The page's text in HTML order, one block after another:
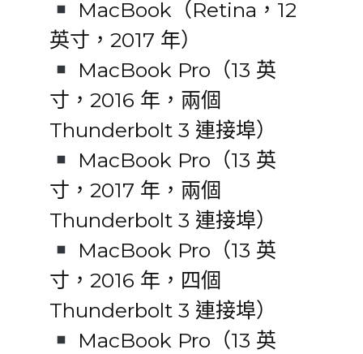
MacBook（Retina，12
英寸，2017 年）
MacBook Pro（13 英
寸，2016 年，兩個
Thunderbolt 3 連接埠）
MacBook Pro（13 英
寸，2017 年，兩個
Thunderbolt 3 連接埠）
MacBook Pro（13 英
寸，2016 年，四個
Thunderbolt 3 連接埠）
MacBook Pro（13 英